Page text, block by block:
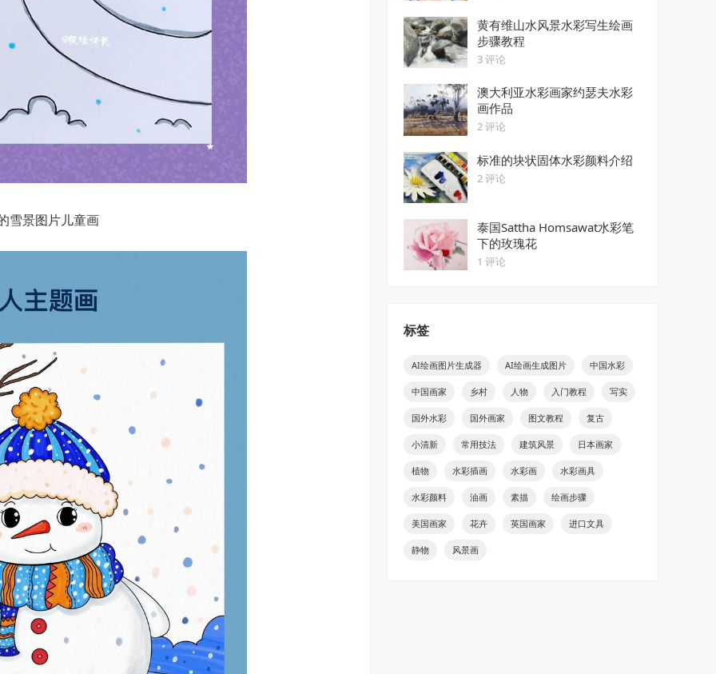
雪景图片儿童画
黄有维山水风景水彩写生绘画
步骤教程
3 评论
澳大利亚水彩画家约瑟夫水彩
画作品
2 评论
标准的块状固体水彩颜料介绍
2 评论
泰国Sattha Homsawat水彩笔
下的玫瑰花
1 评论
标签
AI绘画图片生成器 AI绘画生成图片 中国水彩
中国画家 乡村 人物 入门教程 写实
国外水彩 国外画家 图文教程 复古
小清新 常用技法 建筑风景 日本画家
植物 水彩插画 水彩画 水彩画具
水彩颜料 油画 素描 绘画步骤
美国画家 花卉 英国画家 进口文具
静物 风景画